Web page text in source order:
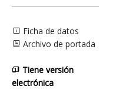
Ficha de datos
Archivo de portada
Tiene versión
electrónica